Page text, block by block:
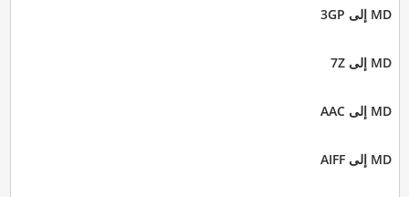
MD إلى 3GP
MD إلى 7Z
MD إلى AAC
MD إلى AIFF